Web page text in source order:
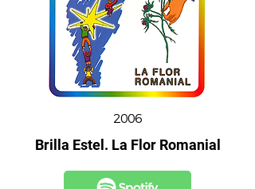
2006
Brilla Estel. La Flor Romanial